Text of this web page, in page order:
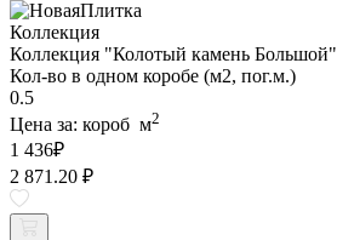
Коллекция
Коллекция "Колотый камень Большой"
Кол-во в одном коробе (м2, пог.м.)
0.5
Цена за: короб м2
1 436₽
2 871.20 ₽